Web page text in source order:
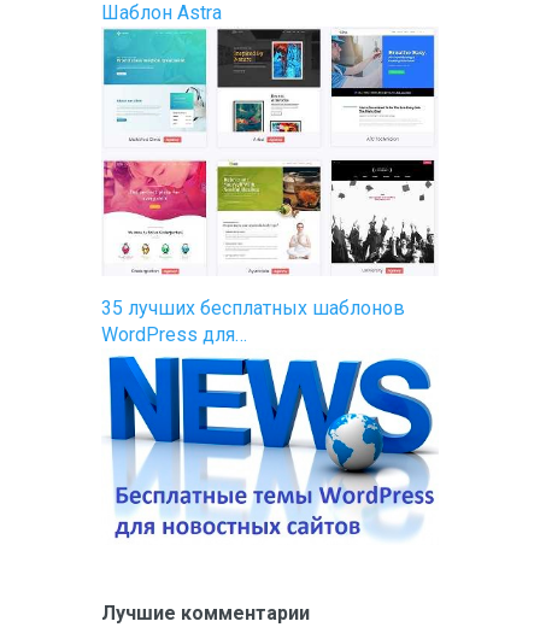
Шаблон Astra
35 лучших бесплатных шаблонов
WordPress для…
Лучшие комментарии